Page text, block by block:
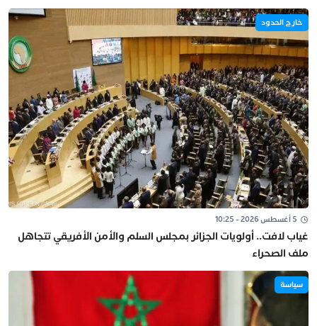
خارج الحدود
5 أغسطس 2026 - 10:25
غياب لافت.. أولويات الجزائر بمجلس السلم والأمن الأفريقي تتجاهل
ملف الصحراء
سياسة